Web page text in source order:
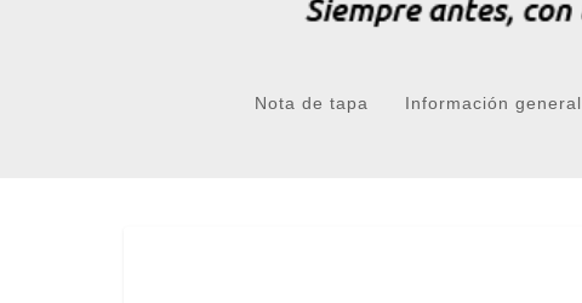
Nota de tapa Información general